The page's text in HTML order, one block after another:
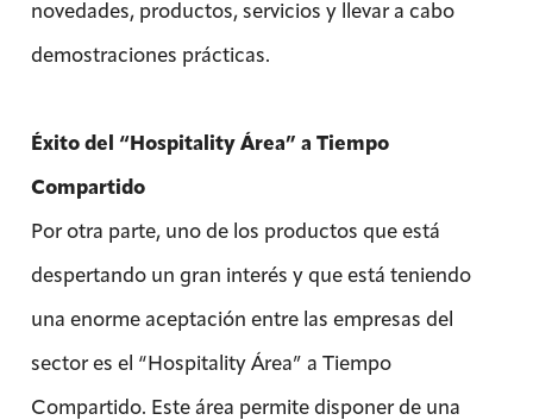
novedades, productos, servicios y llevar a cabo
demostraciones prácticas.
Éxito del “Hospitality Área” a Tiempo
Compartido
Por otra parte, uno de los productos que está
despertando un gran interés y que está teniendo
una enorme aceptación entre las empresas del
sector es el “Hospitality Área” a Tiempo
Compartido. Este área permite disponer de una